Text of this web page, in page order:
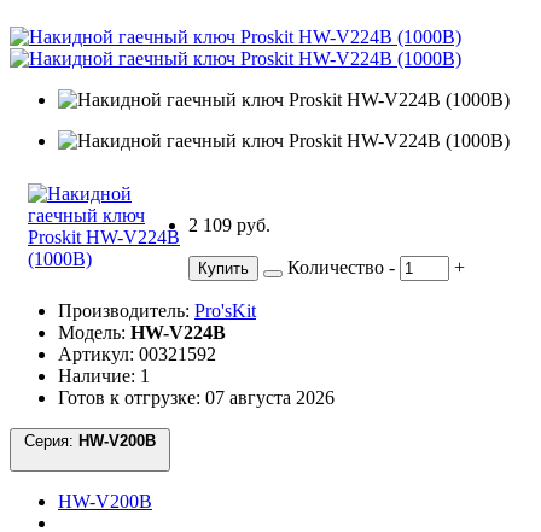
2 109 руб.
Купить Количество - +
Производитель: Pro'sKit
Модель: HW-V224B
Артикул: 00321592
Наличие: 1
Готов к отгрузке: 07 августа 2026
Серия:
HW-V200B